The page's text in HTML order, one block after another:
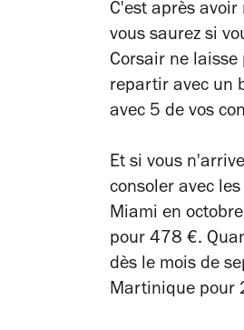
C'est après avoir
vous saurez si
Corsair ne
repartir avec un
avec 5 de vos
Et si vous
consoler avec
Miami en
pour 478 €.
dès le mois de
Martinique pour